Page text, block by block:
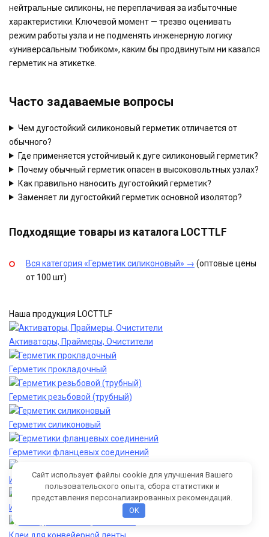
нейтральные силиконы, не переплачивая за избыточные
характеристики. Ключевой момент — трезво оценивать
режим работы узла и не подменять инженерную логику
«универсальным тюбиком», каким бы продвинутым ни казался
герметик на этикетке.
Часто задаваемые вопросы
Чем дугостойкий силиконовый герметик отличается от
обычного?
Где применяется устойчивый к дуге силиконовый герметик?
Почему обычный герметик опасен в высоковольтных узлах?
Как правильно наносить дугостойкий герметик?
Заменяет ли дугостойкий герметик основной изолятор?
Подходящие товары из каталога LOCTTLF
Вся категория «Герметик силиконовый» → (оптовые цены
от 100 шт)
Наша продукция LOCTTLF
Активаторы, Праймеры, Очистители
Герметик прокладочный
Герметик резьбовой (трубный)
Герметик силиконовый
Герметики фланцевых соединений
Износостойкие составы
Инструмент для клея
Сайт использует файлы cookie для улучшения Вашего
пользовательского опыта, сбора статистики и
представления персонализированных рекомендаций.
OK